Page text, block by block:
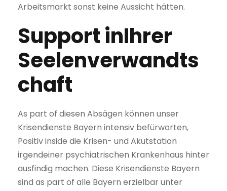
Arbeitsmarkt sonst keine Aussicht hätten.
Support inIhrer
Seelenverwandts
chaft
As part of diesen Absägen können unser
Krisendienste Bayern intensiv befürworten,
Positiv inside die Krisen- und Akutstation
irgendeiner psychiatrischen Krankenhaus hinter
ausfindig machen. Diese Krisendienste Bayern
sind as part of alle Bayern erzielbar unter